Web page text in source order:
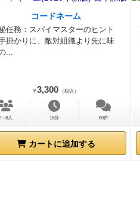
コードネーム
任務：スパイマスターのヒント
掛かりに、敵対組織より先に味
...
¥ 3,300 （税込）
～8人 15分 80件
カートに追加する